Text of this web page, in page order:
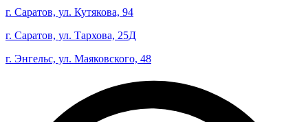
г. Саратов, ул. Кутякова, 94
г. Саратов, ул. Тархова, 25Д
г. Энгельс, ул. Маяковского, 48